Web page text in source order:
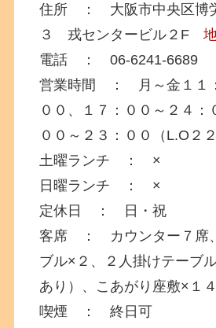
住所 ： 大阪市中央区博
３ 戎センタービル２F
電話 ： 06-6241-6689
営業時間 ： 月～金１１
００、１７：００～２４：
００～２３：００（L.O２
土曜ランチ ： ×
日曜ランチ ： ×
定休日 ： 日・祝
客席 ： カウンター７席
ブル×２、２人掛けテーブ
あり）、こあがり座敷×１
喫煙 ： 終日可